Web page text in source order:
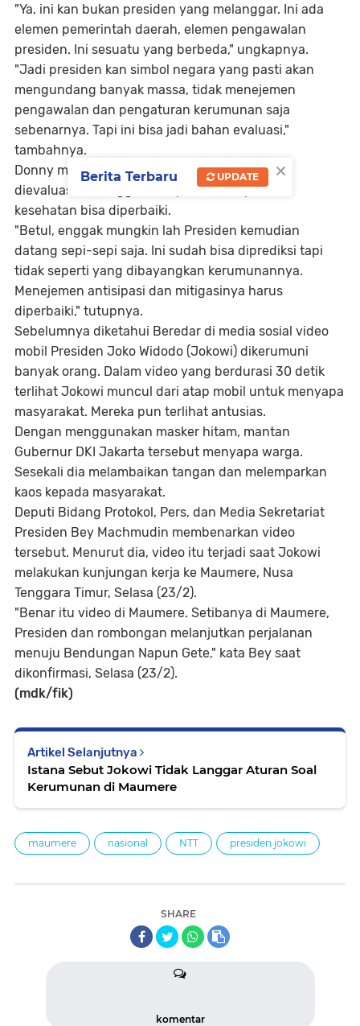
"Ya, ini kan bukan presiden yang melanggar. Ini ada
elemen pemerintah daerah, elemen pengawalan
presiden. Ini sesuatu yang berbeda," ungkapnya.
"Jadi presiden kan simbol negara yang pasti akan
mengundang banyak massa, tidak menejemen
pengawalan dan pengaturan kerumunan saja
sebenarnya. Tapi ini bisa jadi bahan evaluasi,"
tambahnya.
Donny menjelaskan kejadian tersebut harus
dievaluasi. Sehingga antisipasi dalam protokol
kesehatan bisa diperbaiki.
"Betul, enggak mungkin lah Presiden kemudian
datang sepi-sepi saja. Ini sudah bisa diprediksi tapi
tidak seperti yang dibayangkan kerumunannya.
Menejemen antisipasi dan mitigasinya harus
diperbaiki," tutupnya.
Sebelumnya diketahui Beredar di media sosial video
mobil Presiden Joko Widodo (Jokowi) dikerumuni
banyak orang. Dalam video yang berdurasi 30 detik
terlihat Jokowi muncul dari atap mobil untuk menyapa
masyarakat. Mereka pun terlihat antusias.
Dengan menggunakan masker hitam, mantan
Gubernur DKI Jakarta tersebut menyapa warga.
Sesekali dia melambaikan tangan dan melemparkan
kaos kepada masyarakat.
Deputi Bidang Protokol, Pers, dan Media Sekretariat
Presiden Bey Machmudin membenarkan video
tersebut. Menurut dia, video itu terjadi saat Jokowi
melakukan kunjungan kerja ke Maumere, Nusa
Tenggara Timur, Selasa (23/2).
"Benar itu video di Maumere. Setibanya di Maumere,
Presiden dan rombongan melanjutkan perjalanan
menuju Bendungan Napun Gete," kata Bey saat
dikonfirmasi, Selasa (23/2).
(mdk/fik)
Artikel Selanjutnya
Istana Sebut Jokowi Tidak Langgar Aturan Soal
Kerumunan di Maumere
maumere nasional NTT presiden jokowi
SHARE
komentar
×
Berita Terbaru UPDATE